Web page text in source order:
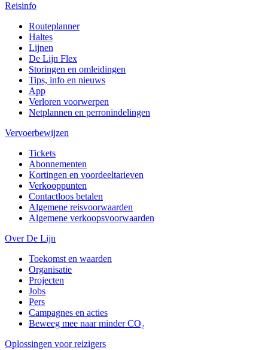
Reisinfo
Routeplanner
Haltes
Lijnen
De Lijn Flex
Storingen en omleidingen
Tips, info en nieuws
App
Verloren voorwerpen
Netplannen en perronindelingen
Vervoerbewijzen
Tickets
Abonnementen
Kortingen en voordeeltarieven
Verkooppunten
Contactloos betalen
Algemene reisvoorwaarden
Algemene verkoopsvoorwaarden
Over De Lijn
Toekomst en waarden
Organisatie
Projecten
Jobs
Pers
Campagnes en acties
Beweeg mee naar minder CO₂
Oplossingen voor reizigers